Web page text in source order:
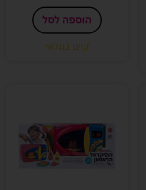
הוספה לסל
קיים במלאי